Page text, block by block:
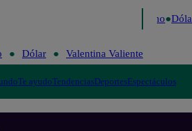
Fútbol peruano Dólar
Dólar Valentina Valiente
Te ayudoTendenciasDeportesEspectáculos